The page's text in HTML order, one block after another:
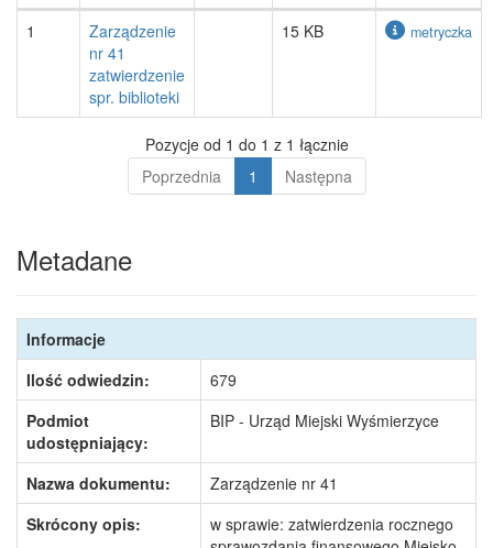
1
Zarządzenie
nr 41
zatwierdzenie
spr. biblioteki
15 KB metryczka
Pozycje od 1 do 1 z 1 łącznie
Poprzednia
1 Następna
Metadane
Informacje
Ilość odwiedzin:
679
Podmiot
udostępniający:
BIP - Urząd Miejski Wyśmierzyce
Nazwa dokumentu:
Zarządzenie nr 41
Skrócony opis:
w sprawie: zatwierdzenia rocznego